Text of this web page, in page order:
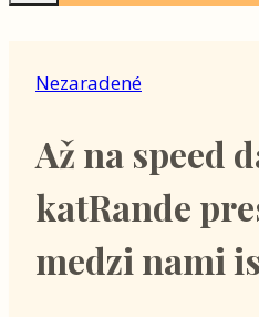
Nezaradené
Až na speed
katRande
medzi nami